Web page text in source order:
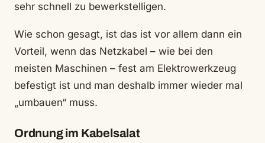
sehr schnell zu bewerkstelligen.
Wie schon gesagt, ist das ist vor allem dann ein
Vorteil, wenn das Netzkabel – wie bei den
meisten Maschinen – fest am Elektrowerkzeug
befestigt ist und man deshalb immer wieder mal
„umbauen“ muss.
Ordnung im Kabelsalat